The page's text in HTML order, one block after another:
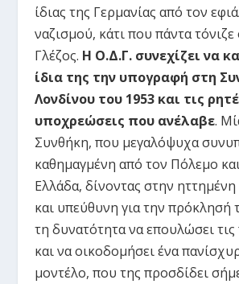
ίδιας της Γερμανίας από τον
ναζισμού, κάτι που πάντα
Γλέζος. Η Ο.Δ.Γ. συνεχίζει να
ίδια της την υπογραφή στη
Λονδίνου του 1953 και τις
υποχρεώσεις που ανέλαβε.
Συνθήκη, που μεγαλόψυχα
καθημαγμένη από τον Πόλεμο
Ελλάδα, δίνοντας στην
και υπεύθυνη για την πρόκλησή
τη δυνατότητα να επουλώσει τις
και να οικοδομήσει ένα
μοντέλο, που της προσδίδει